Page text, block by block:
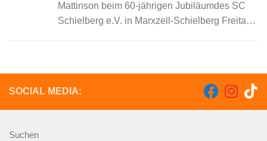
Mattinson beim 60-jährigen Jubiläumdes SC
Schielberg e.V. in Marxzell-Schielberg Freitag,
Begeisterte...
SOCIAL MEDIA:
Suchen